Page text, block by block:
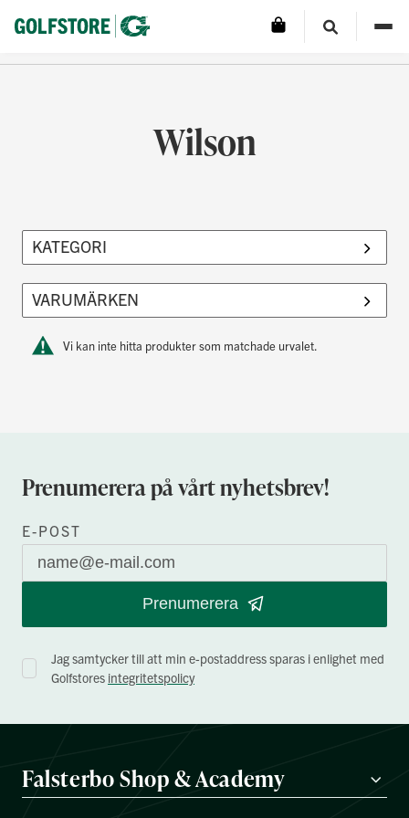
Wilson
Vi kan inte hitta produkter som matchade urvalet.
Prenumerera på vårt nyhetsbrev!
E-POST
Prenumerera
Jag samtycker till att min e-postaddress sparas i enlighet med
Golfstores integritetspolicy
Falsterbo Shop & Academy